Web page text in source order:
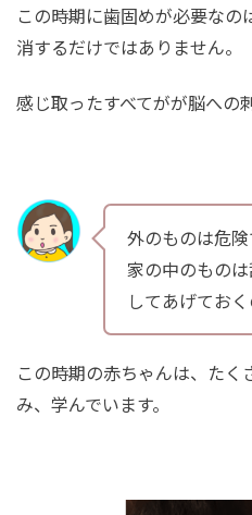
この時期に歯固めが必要な
消するだけではありません。
感じ取ったすべてがが脳へ
外のものは危
家の中のもの
してあげてお
この時期の赤ちゃんは、た
み、学んでいます。